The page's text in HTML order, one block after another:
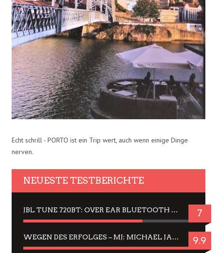
Echt schrill - PORTO ist ein Trip wert, auch wenn einige Dinge
nerven.
NEUESTE TESTBERICHTE
JBL TUNE 720BT: OVER EAR BLUETOOTH KOPFHÖRER UM DIE 50,-€ IM DAUER-TEST 7
WEGEN DES ERFOLGES – MJ: MICHAEL JACKSON MUSICAL IN EINER MATINEE SEHEN 9.9